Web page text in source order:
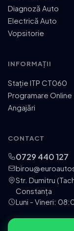
Diagnoză Auto
Electrică Auto
Vopsitorie
INFORMAȚII
Stație ITP CT060
Programare Online
Angajări
CONTACT
0729 440 127
Str. Dumitru
Constanța
Luni - Vineri: